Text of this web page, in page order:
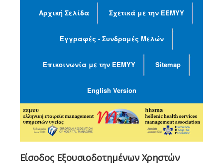
Αρχική Σελίδα Σχετικά με την ΕΕΜΥΥ
Εγγραφές - Συνδρομές Μελών
Επικοινωνία με την ΕΕΜΥΥ Sitemap
English Version
Είσοδος Εξουσιοδοτημένων Χρηστών